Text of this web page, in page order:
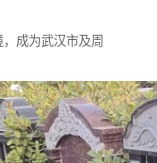
成为武汉市及周